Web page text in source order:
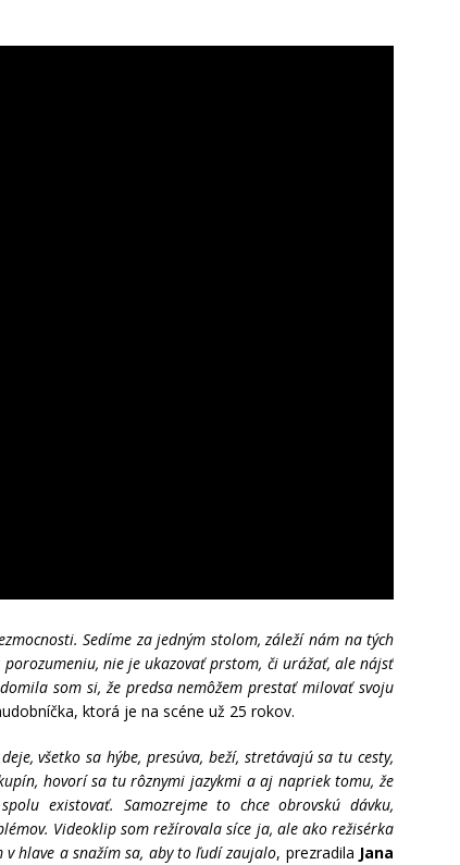
Sedíme za jedným stolom, záleží nám na tých
nie je ukazovať prstom, či urážať, ale nájsť
som si, že predsa nemôžem prestať milovať svoju
ktorá je na scéne už 25 rokov.
všetko sa hýbe, presúva, beží, stretávajú sa tu cesty,
hovorí sa tu rôznymi jazykmi a aj napriek tomu, že
existovať. Samozrejme to chce obrovskú dávku,
Videoklip som režírovala síce ja, ale ako režisérka
hlave a snažím sa, aby to ľudí zaujalo, prezradila Jana